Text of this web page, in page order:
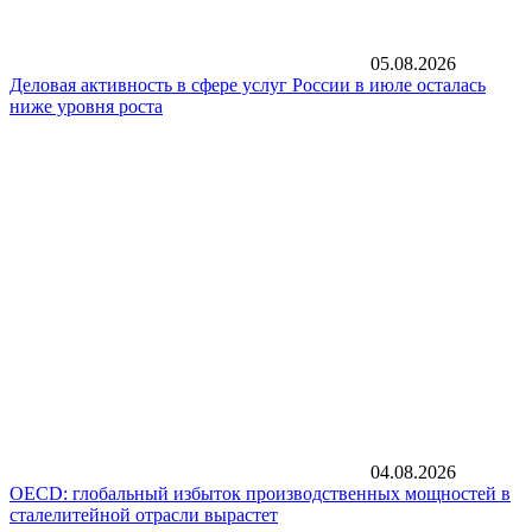
05.08.2026
Деловая активность в сфере услуг России в июле осталась
ниже уровня роста
04.08.2026
OECD: глобальный избыток производственных мощностей в
сталелитейной отрасли вырастет